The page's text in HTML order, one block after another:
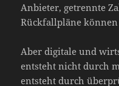
Anbieter, getrennte
Rückfallpläne
Aber digitale und
entsteht nicht durch
entsteht durch